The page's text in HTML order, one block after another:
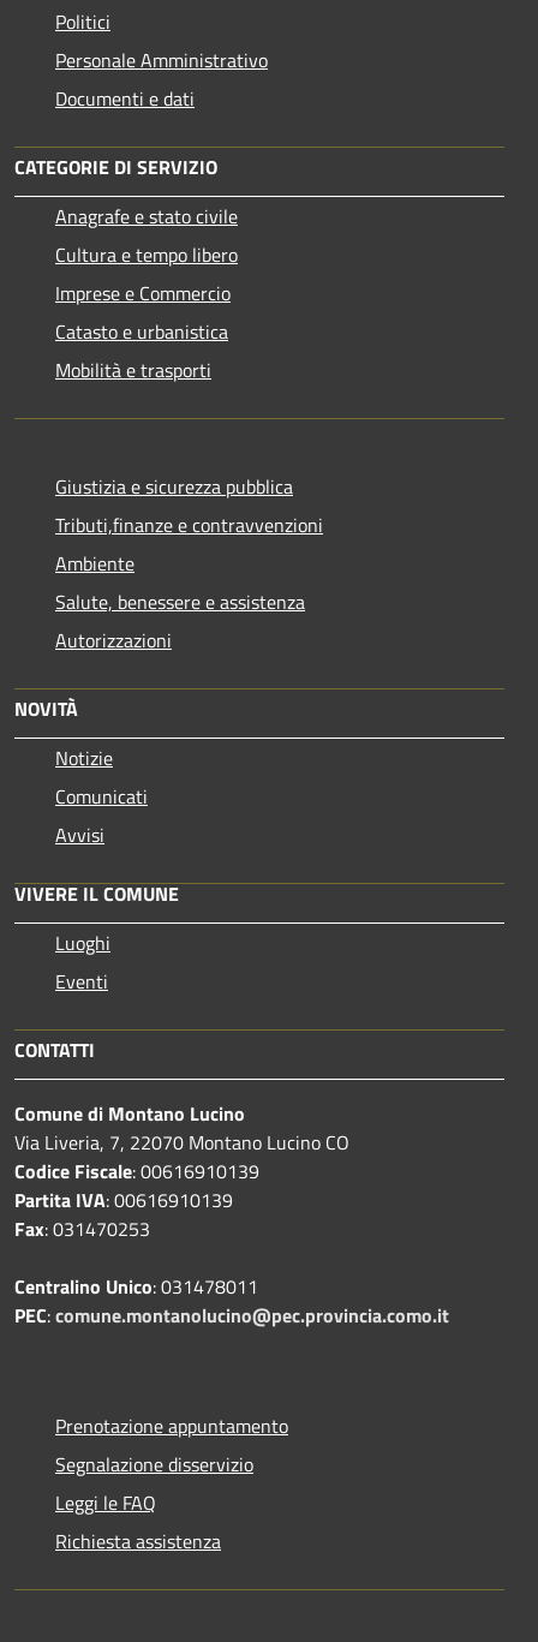
Politici
Personale Amministrativo
Documenti e dati
CATEGORIE DI SERVIZIO
Anagrafe e stato civile
Cultura e tempo libero
Imprese e Commercio
Catasto e urbanistica
Mobilità e trasporti
Giustizia e sicurezza pubblica
Tributi,finanze e contravvenzioni
Ambiente
Salute, benessere e assistenza
Autorizzazioni
NOVITÀ
Notizie
Comunicati
Avvisi
VIVERE IL COMUNE
Luoghi
Eventi
CONTATTI
Comune di Montano Lucino
Via Liveria, 7, 22070 Montano Lucino CO
Codice Fiscale: 00616910139
Partita IVA: 00616910139
Fax: 031470253
Centralino Unico: 031478011
PEC:comune.montanolucino@pec.provincia.como.it
Prenotazione appuntamento
Segnalazione disservizio
Leggi le FAQ
Richiesta assistenza